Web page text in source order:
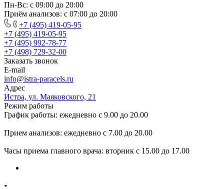
Пн-Вс: с 09:00 до 20:00
Приём анализов: с 07:00 до 20:00
+7 (495) 419-05-95
+7 (495) 419-05-95
+7 (495) 992-78-77
+7 (498) 729-32-00
Заказать звонок
E-mail
info@istra-paracels.ru
Адрес
Истра, ул. Маяковского, 21
Режим работы
График работы: ежедневно с 9.00 до 20.00
Прием анализов: ежедневно с 7.00 до 20.00
Часы приема главного врача: вторник с 15.00 до 17.00